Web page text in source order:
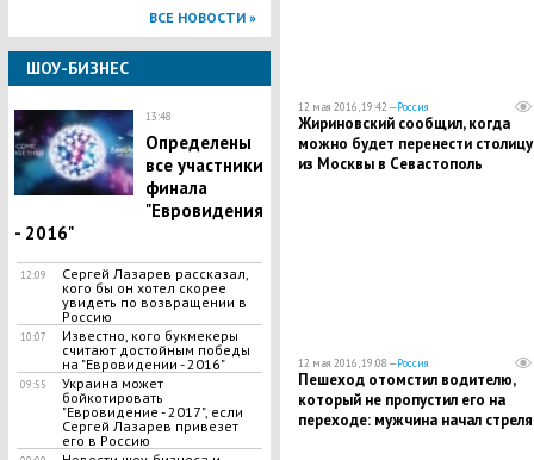
ВСЕ НОВОСТИ »
ШОУ-БИЗНЕС
13:48
Определены
все участники
финала
"Евровидения
- 2016"
12:09
Сергей Лазарев рассказал,
кого бы он хотел скорее
увидеть по возвращении в
Россию
10:07
Известно, кого букмекеры
считают достойным победы
на "Евровидении - 2016"
09:55
Украина может
бойкотировать
"Евровидение - 2017", если
Сергей Лазарев привезет
его в Россию
12 мая 2016, 19:42 —Россия
Жириновский сообщил, когда
можно будет перенести
из Москвы в Севастополь
12 мая 2016, 19:08 —Россия
Пешеход отомстил водителю,
который не пропустил его на
переходе: мужчина начал